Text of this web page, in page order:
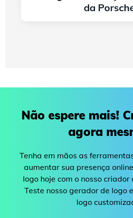
da
Não espere mais!
agora
Tenha em mãos as
aumentar sua presença
logo hoje com o nosso
Teste nosso gerador de logo
logo